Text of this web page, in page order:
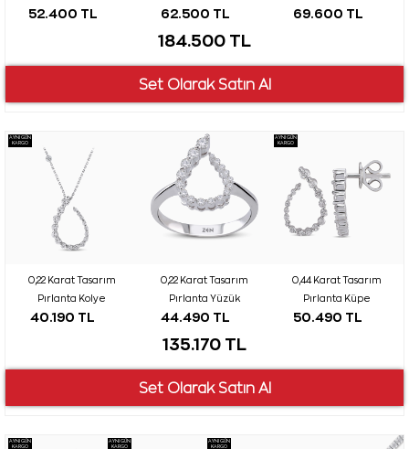
52.400 TL 62.500 TL 69.600 TL
184.500 TL
AYNI GÜN
KARGO
0,22 Karat Tasarım
Pırlanta Kolye
40.190 TL
0,22 Karat Tasarım
Pırlanta Yüzük
44.490 TL
AYNI GÜN
KARGO
0,44 Karat Tasarım
Pırlanta Küpe
50.490 TL
135.170 TL
AYNI GÜN
KARGO
AYNI GÜN
KARGO
AYNI GÜN
KARGO